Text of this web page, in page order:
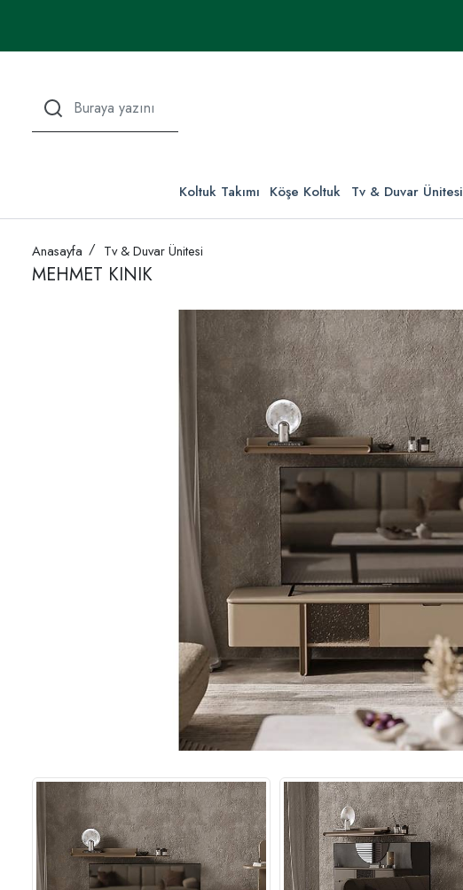
Koltuk Takımı Köşe Koltuk Tv & Duvar Ünitesi
Anasayfa Tv & Duvar Ünitesi
MEHMET KINIK